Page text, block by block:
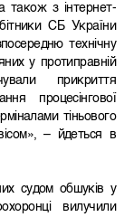
також з інтернет-
СБ України
технічну
у протиправній
прикриття
процесінгової
тіньового
– йдеться в
судом обшуків у
вилучили